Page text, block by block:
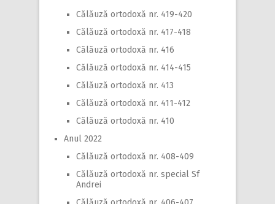
Călăuză ortodoxă nr. 419-420
Călăuză ortodoxă nr. 417-418
Călăuză ortodoxă nr. 416
Călăuză ortodoxă nr. 414-415
Călăuză ortodoxă nr. 413
Călăuză ortodoxă nr. 411-412
Călăuză ortodoxă nr. 410
Anul 2022
Călăuză ortodoxă nr. 408-409
Călăuză ortodoxă nr. special Sf
Andrei